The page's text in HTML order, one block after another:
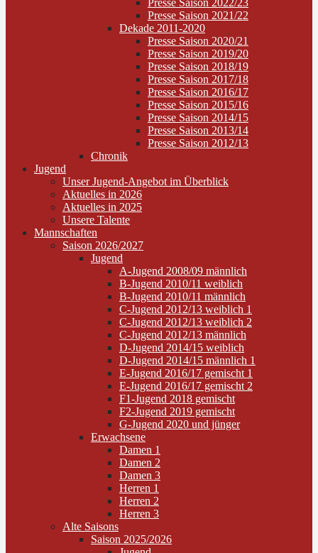
Presse Saison 2022/23
Presse Saison 2021/22
Dekade 2011-2020
Presse Saison 2020/21
Presse Saison 2019/20
Presse Saison 2018/19
Presse Saison 2017/18
Presse Saison 2016/17
Presse Saison 2015/16
Presse Saison 2014/15
Presse Saison 2013/14
Presse Saison 2012/13
Chronik
Jugend
Unser Jugend-Angebot im Überblick
Aktuelles in 2026
Aktuelles in 2025
Unsere Talente
Mannschaften
Saison 2026/2027
Jugend
A-Jugend 2008/09 männlich
B-Jugend 2010/11 weiblich
B-Jugend 2010/11 männlich
C-Jugend 2012/13 weiblich 1
C-Jugend 2012/13 weiblich 2
C-Jugend 2012/13 männlich
D-Jugend 2014/15 weiblich
D-Jugend 2014/15 männlich 1
E-Jugend 2016/17 gemischt 1
E-Jugend 2016/17 gemischt 2
F1-Jugend 2018 gemischt
F2-Jugend 2019 gemischt
G-Jugend 2020 und jünger
Erwachsene
Damen 1
Damen 2
Damen 3
Herren 1
Herren 2
Herren 3
Alte Saisons
Saison 2025/2026